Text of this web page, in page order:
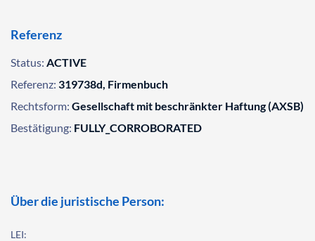
Referenz
Status: ACTIVE
Referenz: 319738d, Firmenbuch
Rechtsform: Gesellschaft mit beschränkter Haftung (AXSB)
Bestätigung: FULLY_CORROBORATED
Über die juristische Person:
LEI: